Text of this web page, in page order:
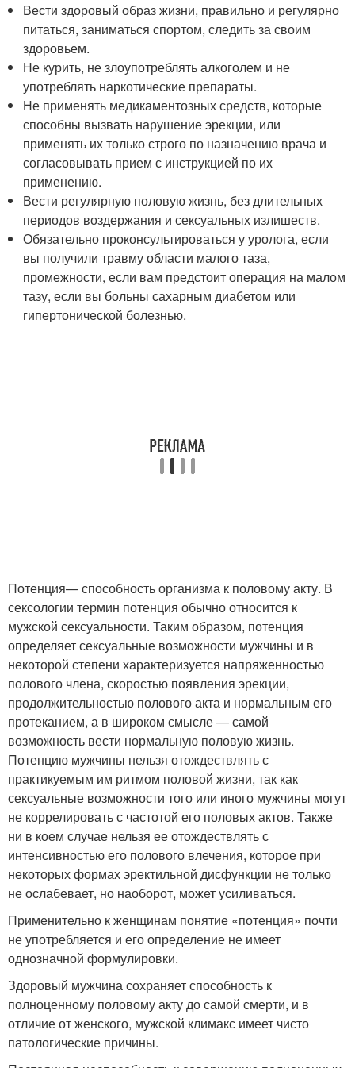
Вести здоровый образ жизни, правильно и регулярно
питаться, заниматься спортом, следить за своим
здоровьем.
Не курить, не злоупотреблять алкоголем и не
употреблять наркотические препараты.
Не применять медикаментозных средств, которые
способны вызвать нарушение эрекции, или
применять их только строго по назначению врача и
согласовывать прием с инструкцией по их
применению.
Вести регулярную половую жизнь, без длительных
периодов воздержания и сексуальных излишеств.
Обязательно проконсультироваться у уролога, если
вы получили травму области малого таза,
промежности, если вам предстоит операция на малом
тазу, если вы больны сахарным диабетом или
гипертонической болезнью.
Потенция— способность организма к половому акту. В
сексологии термин потенция обычно относится к
мужской сексуальности. Таким образом, потенция
определяет сексуальные возможности мужчины и в
некоторой степени характеризуется напряженностью
полового члена, скоростью появления эрекции,
продолжительностью полового акта и нормальным его
протеканием, а в широком смысле — самой
возможность вести нормальную половую жизнь.
Потенцию мужчины нельзя отождествлять с
практикуемым им ритмом половой жизни, так как
сексуальные возможности того или иного мужчины могут
не коррелировать с частотой его половых актов. Также
ни в коем случае нельзя ее отождествлять с
интенсивностью его полового влечения, которое при
некоторых формах эректильной дисфункции не только
не ослабевает, но наоборот, может усиливаться.
Применительно к женщинам понятие «потенция» почти
не употребляется и его определение не имеет
однозначной формулировки.
Здоровый мужчина сохраняет способность к
полноценному половому акту до самой смерти, и в
отличие от женского, мужской климакс имеет чисто
патологические причины.